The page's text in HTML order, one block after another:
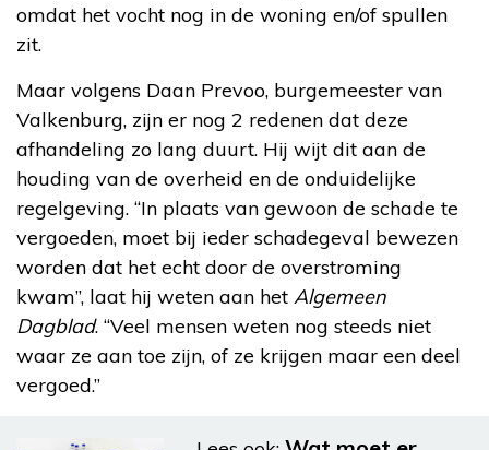
omdat het vocht nog in de woning en/of spullen
zit.
Maar volgens Daan Prevoo, burgemeester van
Valkenburg, zijn er nog 2 redenen dat deze
afhandeling zo lang duurt. Hij wijt dit aan de
houding van de overheid en de onduidelijke
regelgeving. “In plaats van gewoon de schade te
vergoeden, moet bij ieder schadegeval bewezen
worden dat het echt door de overstroming
kwam”, laat hij weten aan het Algemeen
Dagblad. “Veel mensen weten nog steeds niet
waar ze aan toe zijn, of ze krijgen maar een deel
vergoed.”